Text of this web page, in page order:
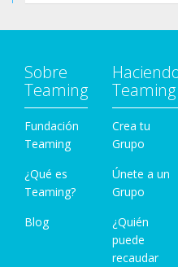
Sobre
Teaming
Fundación
Teaming
¿Qué es
Teaming?
Blog
Teaming
Crea tu
Grupo
Únete a un
Grupo
¿Quién
puede
recaudar